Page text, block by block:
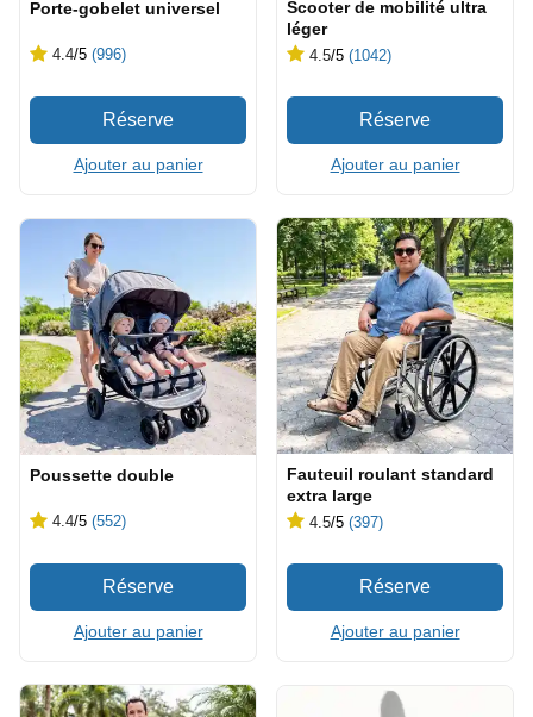
Porte-gobelet universel
4.4/5 (996)
Ajouter au panier
Scooter de mobilité ultra
léger
4.5/5 (1042)
Ajouter au panier
Poussette double
4.4/5 (552)
Ajouter au panier
Fauteuil roulant standard
extra large
4.5/5 (397)
Ajouter au panier